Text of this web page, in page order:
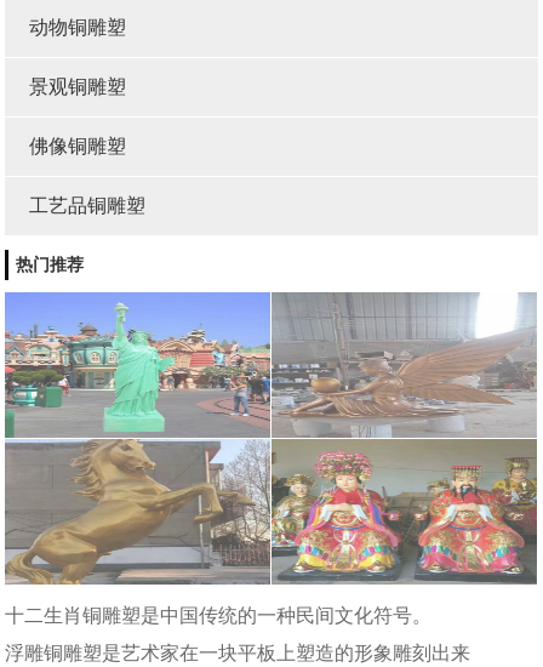
动物铜雕塑
景观铜雕塑
佛像铜雕塑
工艺品铜雕塑
热门推荐
十二生肖铜雕塑是中国传统的一种民间文化符号。
浮雕铜雕塑是艺术家在一块平板上塑造的形象雕刻出来